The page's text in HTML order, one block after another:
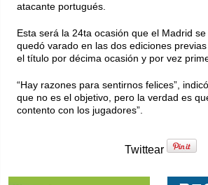
atacante portugués.
Esta será la 24ta ocasión que el Madrid
quedó varado en las dos ediciones
el título por décima ocasión y por vez
“Hay razones para sentirnos felices”,
que no es el objetivo, pero la verdad es
contento con los jugadores”.
Twittear